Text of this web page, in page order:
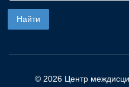
© 2026 Центр